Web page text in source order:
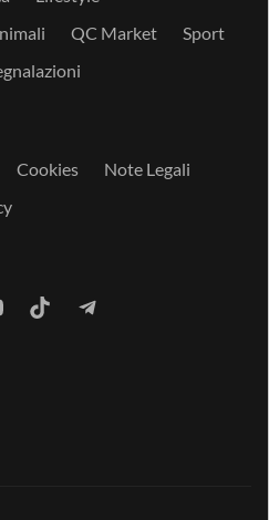
QC Market
Sport
Cookies
Note Legali